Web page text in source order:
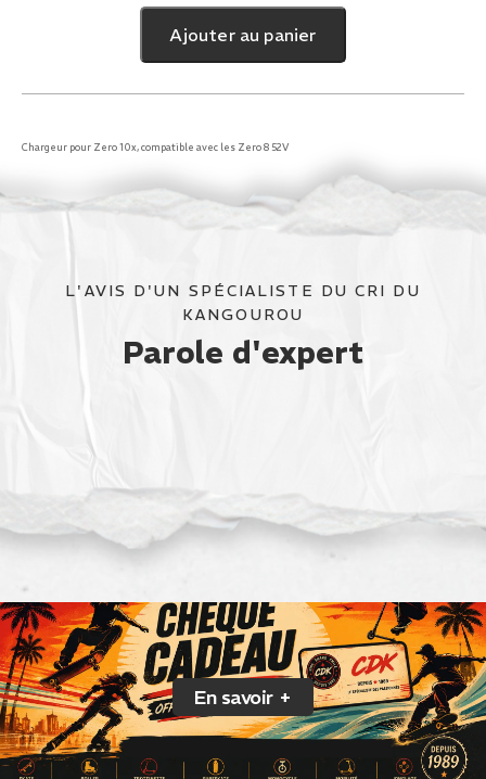
Chargeur
Zero
10x
Ajouter au panier
Chargeur pour Zero 10x, compatible avec les Zero 8 52V
L'AVIS D'UN SPÉCIALISTE DU CRI DU
KANGOUROU
Parole d'expert
En savoir +